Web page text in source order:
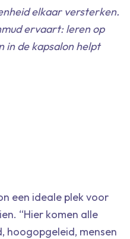
elkaar versterken.
ervaart: leren op
in de kapsalon helpt
een ideale plek voor
“Hier komen alle
hoogopgeleid, mensen